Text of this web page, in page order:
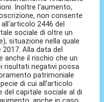
Inoltre l'aumento,
non consente
2446 del
sociale di oltre un
situazione nella quale
Alla data del
il rischio che un
risultati negativi possa
patrimoniale
di cui all'articolo
del capitale sociale al di